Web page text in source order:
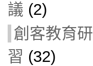
議 (2)
創客教育研
習 (32)